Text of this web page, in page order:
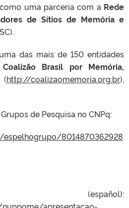
uma parceria com a Rede
de Sítios de Memória e
das mais de 150 entidades
Coalizão Brasil por Memória,
(http://coalizaomemoria.org.br),
de Pesquisa no CNPq:
8014870362928
(español):